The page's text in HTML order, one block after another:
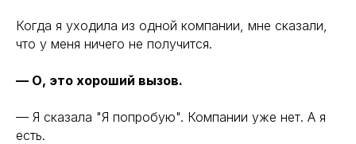
Когда я уходила из одной компании, мне сказали,
что у меня ничего не получится.
— О, это хороший вызов.
— Я сказала "Я попробую". Компании уже нет. А я
есть.